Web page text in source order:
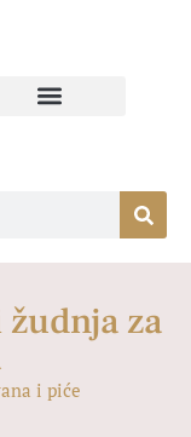
za
i piće